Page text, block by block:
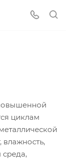
циклам
влажность,